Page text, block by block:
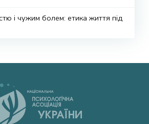
і чужим болем: етика життя під